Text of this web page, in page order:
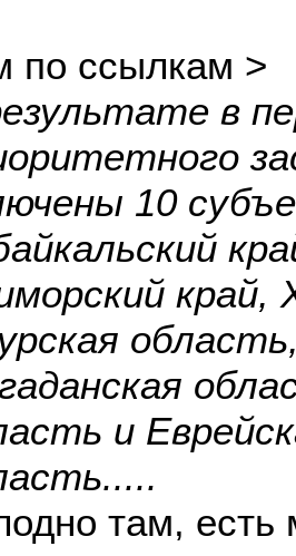
по ссылкам >
в
10
край,
и
там, есть